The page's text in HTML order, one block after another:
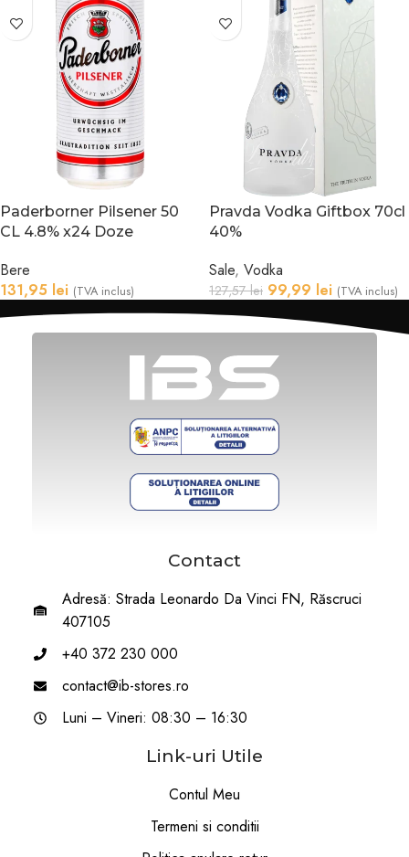
Paderborner Pilsener 50
CL 4.8% x24 Doze
Bere
131,95 lei (TVA inclus)
Pravda Vodka Giftbox 70cl
40%
Sale, Vodka
127,57lei 99,99 lei (TVA inclus)
Contact
Adresă: Strada Leonardo Da Vinci FN, Răscruci
407105
+40 372 230 000
contact@ib-stores.ro
Luni – Vineri: 08:30 – 16:30
Link-uri Utile
Contul Meu
Termeni si conditii